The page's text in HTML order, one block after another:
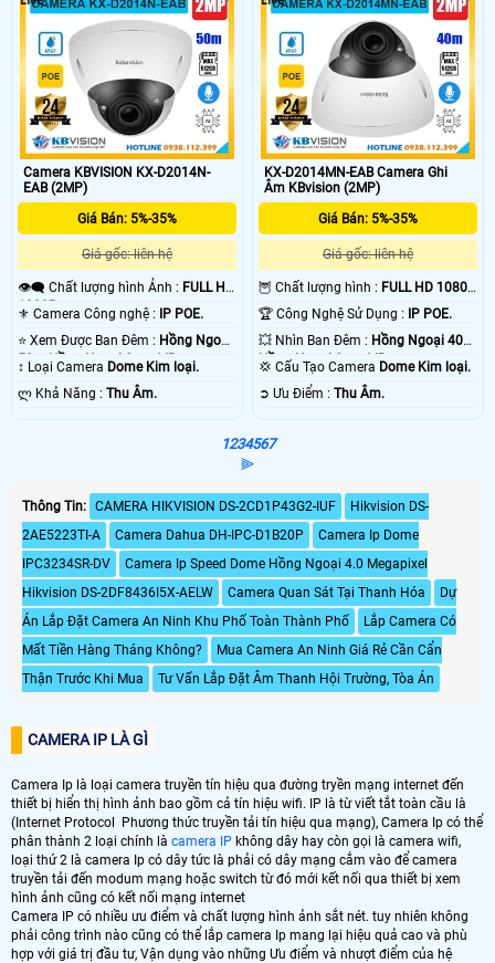
Camera KBVISION KX-D2014N-
EAB (2MP)
Giá Bán: 5%-35%
Giá gốc: liên hệ
👁️‍🗨 Chất lượng hình Ảnh : FULL HD
1080P .
⚜️ Camera Công nghệ : IP POE.
⭐ Xem Được Ban Đêm : Hồng Ngoại
50m Hồng Ngoại Smart IR.
↕️ Loại Camera Dome Kim loại.
️ლ Khả Năng : Thu Âm.
KX-D2014MN-EAB Camera Ghi
Âm KBvision (2MP)
Giá Bán: 5%-35%
Giá gốc: liên hệ
🦉 Chất lượng hình : FULL HD 1080P
.
🏆 Công Nghệ Sử Dụng : IP POE.
💥 Nhìn Ban Đêm : Hồng Ngoại 40m
Hồng Ngoại Smart IR.
💢 Cấu Tạo Camera Dome Kim loại.
️➲ Ưu Điểm :Thu Âm.
1234567
⫸
Thông Tin: CAMERA HIKVISION DS-2CD1P43G2-IUF
Hikvision DS-
2AE5223TI-A
Camera Dahua DH-IPC-D1B20P
Camera Ip Dome
IPC3234SR-DV
Camera Ip Speed Dome Hồng Ngoại 4.0 Megapixel
Hikvision DS-2DF8436I5X-AELW
Camera Quan Sát Tại Thanh Hóa
Dự
Án Lắp Đặt Camera An Ninh Khu Phố Toàn Thành Phố
Lắp Camera Có
Mất Tiền Hàng Tháng Không?
Mua Camera An Ninh Giá Rẻ Cần Cẩn
Thận Trước Khi Mua
Tư Vấn Lắp Đặt Âm Thanh Hội Trường, Tòa Án
CAMERA IP LÀ GÌ
Camera Ip là loại camera truyền tín hiệu qua đường tryền mạng internet đến
thiết bị hiển thị hình ảnh bao gồm cả tín hiệu wifi. IP là từ viết tắt toàn cầu là
(Internet Protocol Phương thức truyền tải tín hiệu qua mạng), Camera Ip có thể
phân thành 2 loại chính là camera IP không dây hay còn gọi là camera wifi,
loại thứ 2 là camera Ip có dây tức là phải có dây mạng cắm vào để camera
truyền tải đến modum mạng hoặc switch từ đó mới kết nối qua thiết bị xem
hình ảnh cũng có kết nối mạng internet
Camera IP có nhiều ưu điểm và chất lượng hình ảnh sắt nét. tuy nhiên không
phải công trình nào cũng có thể lắp camera Ip mang lại hiệu quả cao và phù
hợp với giá trị đầu tư, Vận dụng vào những Ưu điểm và nhượt điểm của hệ